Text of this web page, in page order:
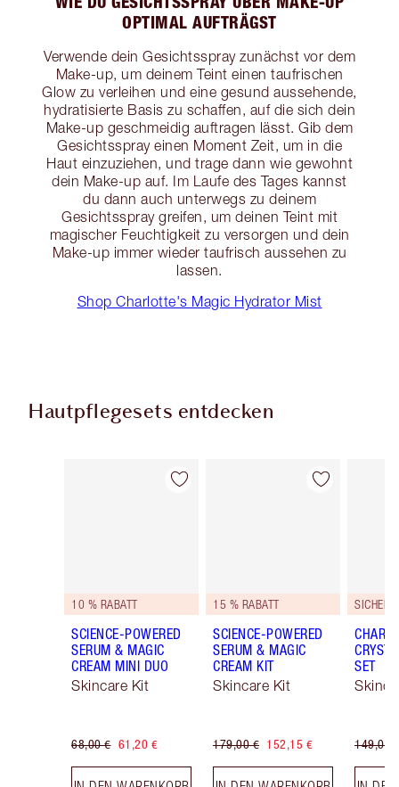
OPTIMAL AUFTRÄGST
Verwende dein Gesichtsspray zunächst vor dem
Make-up, um deinem Teint einen taufrischen
Glow zu verleihen und eine gesund aussehende,
hydratisierte Basis zu schaffen, auf die sich dein
Make-up geschmeidig auftragen lässt. Gib dem
Gesichtsspray einen Moment Zeit, um in die
Haut einzuziehen, und trage dann wie gewohnt
dein Make-up auf. Im Laufe des Tages kannst
du dann auch unterwegs zu deinem
Gesichtsspray greifen, um deinen Teint mit
magischer Feuchtigkeit zu versorgen und dein
Make-up immer wieder taufrisch aussehen zu
lassen.
Shop Charlotte's Magic Hydrator Mist
Hautpflegesets entdecken
Artikel 1 von 48
10 % RABATT
SCIENCE-POWERED
SERUM & MAGIC
CREAM MINI DUO
Skincare Kit
68,00 € 61,20 €
Artikel 2 von 48
15 % RABATT
SCIENCE-POWERED
SERUM & MAGIC
CREAM KIT
Skincare Kit
179,00 € 152,15 €
SET
149,00